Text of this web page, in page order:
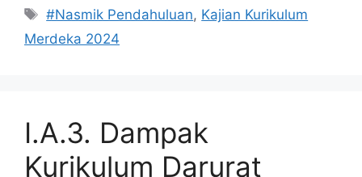
Tag
#Nasmik Pendahuluan, Kajian Kurikulum
Merdeka 2024
I.A.3. Dampak
Kurikulum Darurat